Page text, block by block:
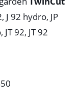
J 92 hydro, JP
92, JT 92